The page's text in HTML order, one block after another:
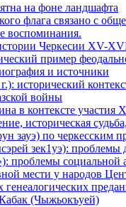
на фоне ландшафта
флага связано с
воспоминания.
Черкесии XV-
пример
и источники
исторический
войны
в контексте участия
историческая
зауэ) по
зек1уэ): проблемы
проблемы социальной
мести у народов
(Чыжьокъуей)